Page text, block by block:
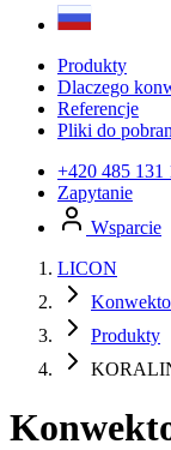
Produkty
Dlaczego
Referencje
Pliki do
+420 485 131
Zapytanie
Wsparcie
LICON
Produkty